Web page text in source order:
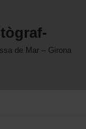
de Mar – Girona